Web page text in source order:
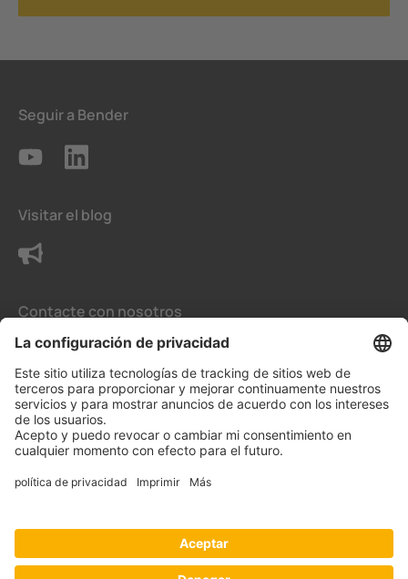
Seguir a Bender
Visitar el blog
Contacte con nosotros
Condiciones generales de venta
La configuración de privacidad
Aviso Legal para España